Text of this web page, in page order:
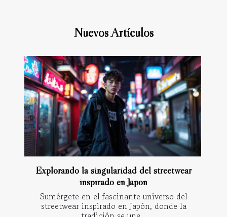
Nuevos Artículos
Explorando la singularidad del streetwear
inspirado en Japón
Sumérgete en el fascinante universo del
streetwear inspirado en Japón, donde la